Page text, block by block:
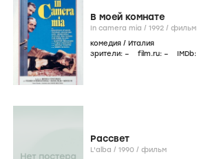
В моей комнате
In camera mia / 1992 / фильм
комедия / Италия
зрители: – film.ru: – IMDb:
Рассвет
L'alba / 1990 / фильм